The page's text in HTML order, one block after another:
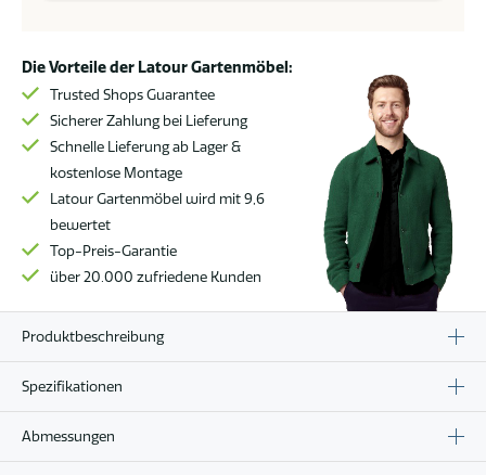
Die Vorteile der Latour Gartenmöbel:
Trusted Shops Guarantee
Sicherer Zahlung bei Lieferung
Schnelle Lieferung ab Lager &
kostenlose Montage
Latour Gartenmöbel wird mit 9,6
bewertet
Top-Preis-Garantie
über 20.000 zufriedene Kunden
Produktbeschreibung
Spezifikationen
Abmessungen